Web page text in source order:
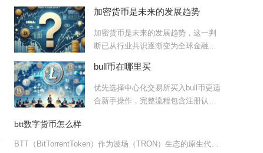
加密货币是未来的发展趋势
加密货币是未来的发展趋势，这一判
断已从行业共识逐渐变为全球金融体
bull币在哪里买
优先选择中心化交易所买入bull币更适
合新手操作，完整流程包含注册认
btt数字货币怎么样
BTT（BitTorrentToken）作为波场（TRON）生态的原生代币，定位去中心化文